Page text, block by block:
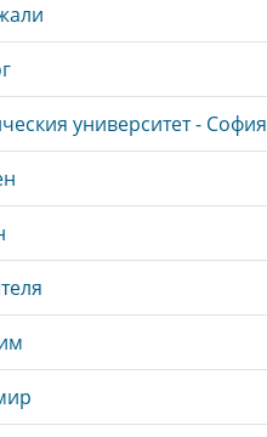
университет - София